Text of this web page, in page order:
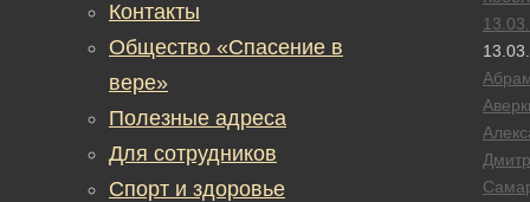
Контакты
Общество «Спасение в
вере»
Полезные адреса
Для сотрудников
Спорт и здоровье